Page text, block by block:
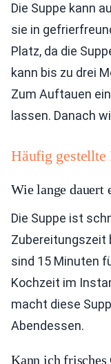
Die Suppe kann
sie in
Platz, da die
kann bis zu drei
Zum Auftauen
lassen. Danach
Häufig gestellte
Wie lange dauert
Die Suppe ist
Zubereitungszeit
sind 15 Minuten
Kochzeit im
macht diese
Abendessen.
Kann ich frisches